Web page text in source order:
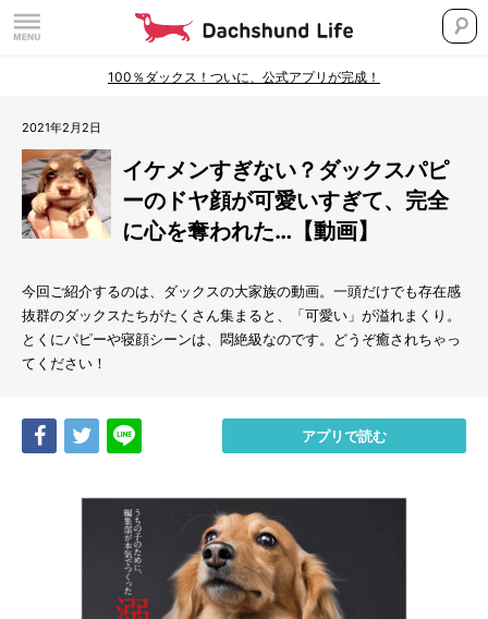
100％ダックス！ついに、公式アプリが完成！
2021年2月2日
イケメンすぎない？ダックスパピ
ーのドヤ顔が可愛いすぎて、完全
に心を奪われた…【動画】
今回ご紹介するのは、ダックスの大家族の動画。一頭だけでも存在感
抜群のダックスたちがたくさん集まると、「可愛い」が溢れまくり。
とくにパピーや寝顔シーンは、悶絶級なのです。どうぞ癒されちゃっ
てください！
Share Tweet アプリで読む